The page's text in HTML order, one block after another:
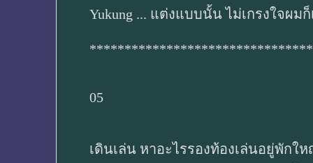
Yukung ... แต่งแบบนั้น ไม่เกรงใจผม
05
เดินเล่น หาอะไรรองท้องเล่นอยู่พัก